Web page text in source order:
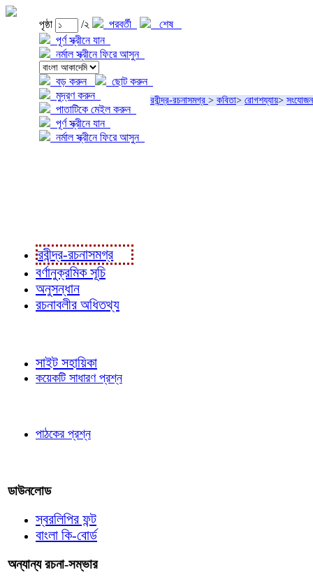
পৃষ্ঠা /২ পরবর্তী
শেষ
পূর্ণ স্ক্রীনে যান
নর্মাল স্ক্রীনে ফিরে আসুন
বড় করুন
ছোট করুন
মুদ্রণ করুন
পাতাটিকে মেইল করুন
পূর্ণ স্ক্রীনে যান
নর্মাল স্ক্রীনে ফিরে আসুন
রবীন্দ্র-রচনাসমগ্র > কবিতা> রোগশয্যায়> সংযোজন
রবীন্দ্র-রচনাসমগ্র
বর্ণানুক্রমিক সূচি
অনুসন্ধান
রচনাবলীর অধিতথ্য
সাইট সহায়িকা
কয়েকটি সাধারণ প্রশ্ন
পাঠকের প্রশ্ন
ডাউনলোড
স্বরলিপির ফন্ট
বাংলা কি-বোর্ড
অন্যান্য রচনা-সম্ভার